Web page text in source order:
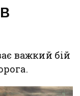
важкий бій